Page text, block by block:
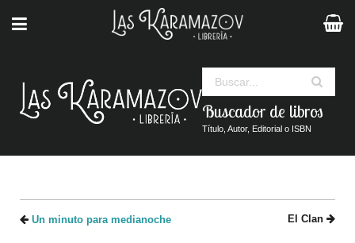
Buscador de libros
Título, Autor, Editorial o ISBN
Un minuto para medianoche El Clan